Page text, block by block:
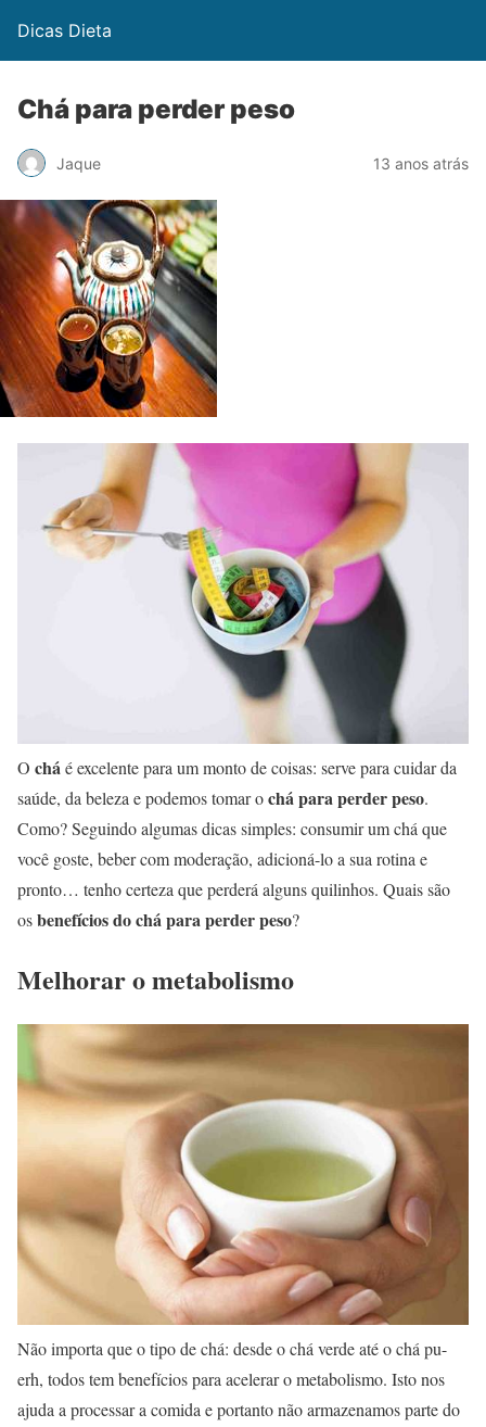
Dicas Dieta
Chá para perder peso
Jaque 13 anos atrás
O cháé excelente para um monto de coisas: serve para cuidar da
saúde, da beleza e podemos tomar ochá para perder peso.
Como? Seguindo algumas dicas simples: consumir um chá que
você goste, beber com moderação, adicioná-lo a sua rotina e
pronto… tenho certeza que perderá alguns quilinhos. Quais são
osbenefícios do chá para perder peso?
Melhorar o metabolismo
Não importa que o tipo de chá: desde o chá verde até o chá pu-
erh, todos tem benefícios para acelerar o metabolismo. Isto nos
ajuda a processar a comida e portanto não armazenamos parte do